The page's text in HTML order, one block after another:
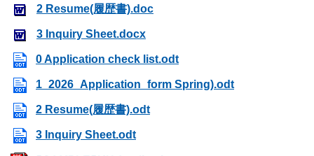
2 Resume(履歴書).doc
3 Inquiry Sheet.docx
0 Application check list.odt
1_2026_Application_form Spring).odt
2 Resume(履歴書).odt
3 Inquiry Sheet.odt